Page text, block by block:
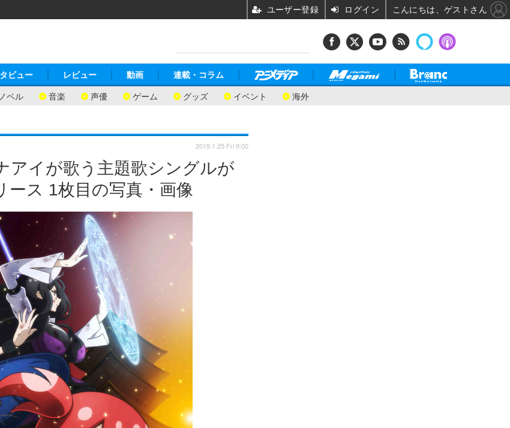
ノベル 音楽 声優 ゲーム グッズ イベント 海外
ビュー レビュー 動画 連載・コラム
アイが歌う主題歌シングルが
ース 1枚目の写真・画像
2019.1.25 Fri 9:00
ユーザー登録 ログイン こんにちは、ゲストさん